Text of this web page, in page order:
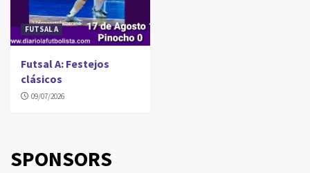
FUTSAL A
Futsal A: Festejos
clásicos
09/07/2026
SPONSORS